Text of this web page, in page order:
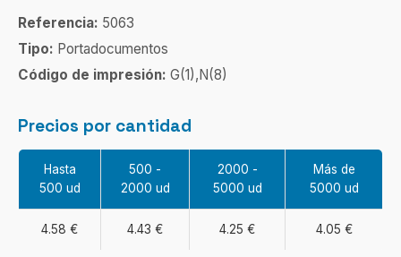
Referencia: 5063
Tipo: Portadocumentos
Código de impresión: G(1),N(8)
Precios por cantidad
Hasta
500 ud
500 -
2000 ud
2000 -
5000 ud
Más de
5000 ud
4.58 € 4.43 € 4.25 € 4.05 €